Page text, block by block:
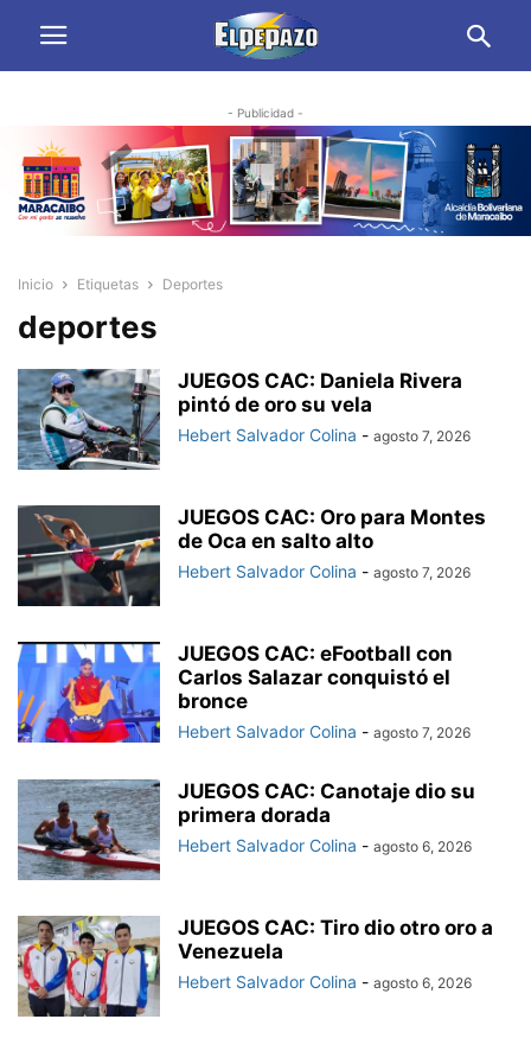
- Publicidad -
Inicio Etiquetas Deportes
deportes
JUEGOS CAC: Daniela Rivera
pintó de oro su vela
Hebert Salvador Colina - agosto 7, 2026
JUEGOS CAC: Oro para Montes
de Oca en salto alto
Hebert Salvador Colina - agosto 7, 2026
JUEGOS CAC: eFootball con
Carlos Salazar conquistó el
bronce
Hebert Salvador Colina - agosto 7, 2026
JUEGOS CAC: Canotaje dio su
primera dorada
Hebert Salvador Colina - agosto 6, 2026
JUEGOS CAC: Tiro dio otro oro a
Venezuela
Hebert Salvador Colina - agosto 6, 2026